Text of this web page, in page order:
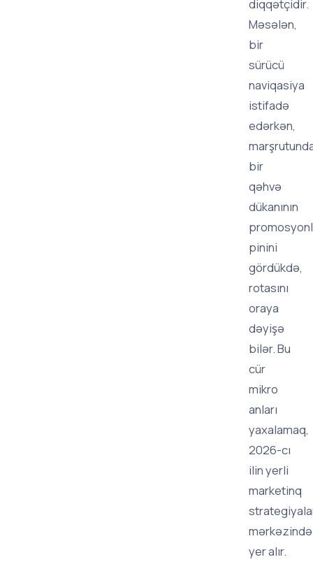
diqqətçidir.
Məsələn,
bir
sürücü
naviqasiya
istifadə
edərkən,
bir
qəhvə
dükanının
pinini
gördükdə,
rotasını
oraya
dəyişə
bilər. Bu
cür
mikro
anları
yaxalamaq,
2026-cı
ilin yerli
marketinq
mərkəzində
yer alır.